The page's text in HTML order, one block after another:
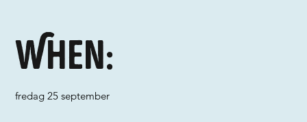
When:
fredag 25 september